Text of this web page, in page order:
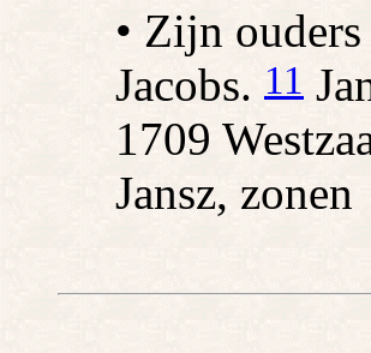
• Zijn
Jacobs. 11
1709
Jansz, zonen